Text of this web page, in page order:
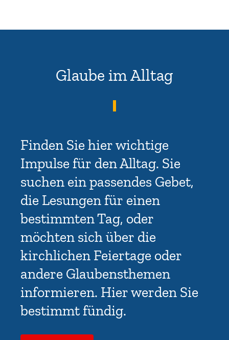
Glaube im Alltag
Finden Sie hier wichtige
Impulse für den Alltag. Sie
suchen ein passendes Gebet,
die Lesungen für einen
bestimmten Tag, oder
möchten sich über die
kirchlichen Feiertage oder
andere Glaubensthemen
informieren. Hier werden Sie
bestimmt fündig.